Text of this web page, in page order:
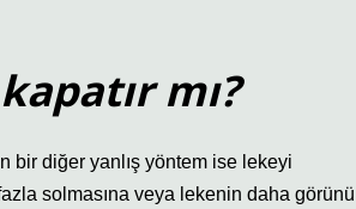
mı?
bir diğer yanlış yöntem ise lekeyi
solmasına veya lekenin daha